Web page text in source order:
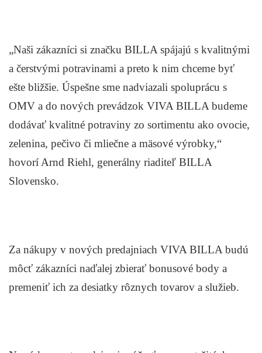
„Naši zákazníci si značku BILLA spájajú s kvalitnými
a čerstvými potravinami a preto k nim chceme byť
ešte bližšie. Úspešne sme nadviazali spoluprácu s
OMV a do nových prevádzok VIVA BILLA budeme
dodávať kvalitné potraviny zo sortimentu ako ovocie,
zelenina, pečivo či mliečne a mäsové výrobky,“
hovorí Arnd Riehl, generálny riaditeľ BILLA
Slovensko.
Za nákupy v nových predajniach VIVA BILLA budú
môcť zákazníci naďalej zbierať bonusové body a
premeniť ich za desiatky rôznych tovarov a služieb.